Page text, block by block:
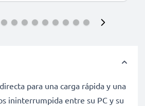
para una carga rápida y una
ininterrumpida entre su PC y su